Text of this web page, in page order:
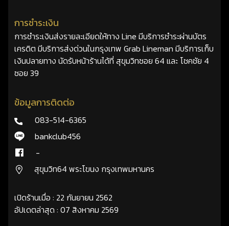
การชำระเงิน
การชำระเงินส่งรายละเอียดให้ทาง Line มีบริการชำระผ่านบัตร
เครดิต มีบริการส่งด่วนในกรุงเทพ Grab Lineman มีบริการเก็บ
เงินปลายทาง นัดรับหน้าร้านได้ที่ สุขุมวิทซอย 64 และ โชคชัย 4
ซอย 39
ข้อมูลการติดต่อ
083-514-6365
bankclub456
-
สุขุมวิท64 พระโขนง กรุงเทพมหานคร
เปิดร้านเมื่อ : 22 กันยายน 2562
อัปเดตล่าสุด : 07 สิงหาคม 2569